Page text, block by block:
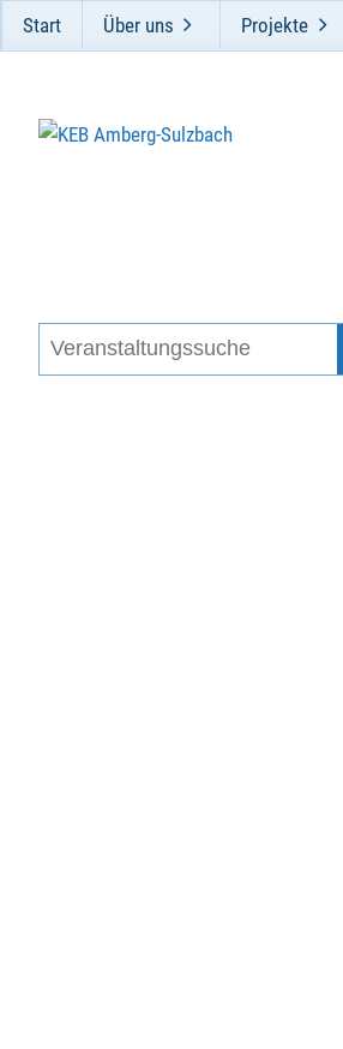
Start Über uns Projekte